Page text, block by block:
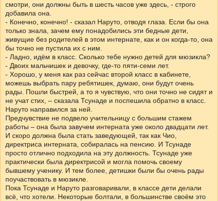
смотри, они должны быть в шесть часов уже здесь, - строго
добавила она.
- Конечно, конечно! - сказал Наруто, отводя глаза. Если бы она
только знала, зачем ему понадобились эти бедные дети,
живущие без родителей в этом интернате, как и он когда-то, она
бы точно не пустила их с ним.
- Ладно, идём в класс. Сколько тебе нужно детей для мюзикла?
- Двоих мальчишек и девочку, где-то пяти-семи лет.
- Хорошо, у меня как раз сейчас второй класс в кабинете,
можешь выбрать пару ребятишек, думаю, они будут очень
рады. Пошли быстрей, а то я чувствую, что они точно не сидят и
не учат стих, – сказала Тсунаде и поспешила обратно в класс.
Наруто направился за ней.
Предчувствие не подвело учительницу с большим стажем
работы – она была завучем интерната уже около двадцати лет.
И скоро должна была стать заведующей, так как Чио,
директриса интерната, собиралась на пенсию. И Тсунаде
просто отлично подходила на эту должность. Тсунаде уже
практически была директрисой и могла помочь своему
бывшему ученику. И тем более, детишки были бы очень рады
поучаствовать в мюзикле.
Пока Тсунаде и Наруто разговаривали, в классе дети делали
всё, что хотели. Некоторые болтали, в большинстве своём это